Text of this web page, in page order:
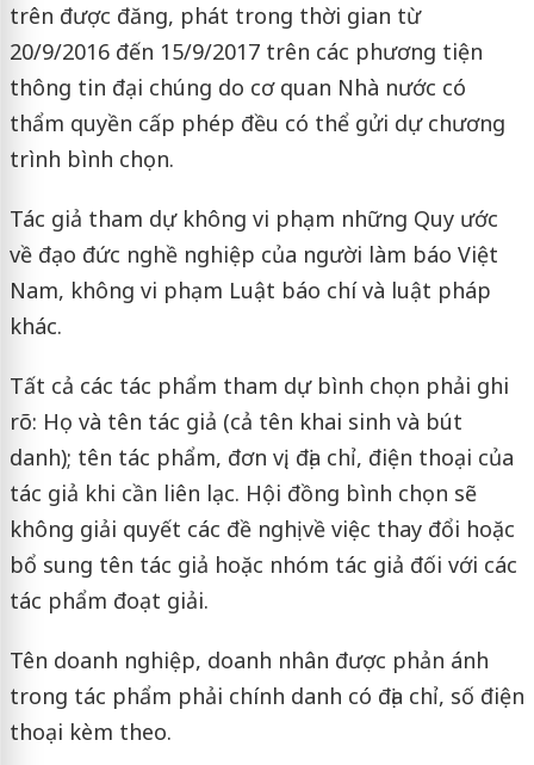
trên được đăng, phát trong thời gian từ
20/9/2016 đến 15/9/2017 trên các phương tiện
thông tin đại chúng do cơ quan Nhà nước có
thẩm quyền cấp phép đều có thể gửi dự chương
trình bình chọn.
Tác giả tham dự không vi phạm những Quy ước
về đạo đức nghề nghiệp của người làm báo Việt
Nam, không vi phạm Luật báo chí và luật pháp
khác.
Tất cả các tác phẩm tham dự bình chọn phải ghi
rõ: Họ và tên tác giả (cả tên khai sinh và bút
danh); tên tác phẩm, đơn vị, địa chỉ, điện thoại của
tác giả khi cần liên lạc. Hội đồng bình chọn sẽ
không giải quyết các đề nghị về việc thay đổi hoặc
bổ sung tên tác giả hoặc nhóm tác giả đối với các
tác phẩm đoạt giải.
Tên doanh nghiệp, doanh nhân được phản ánh
trong tác phẩm phải chính danh có địa chỉ, số điện
thoại kèm theo.